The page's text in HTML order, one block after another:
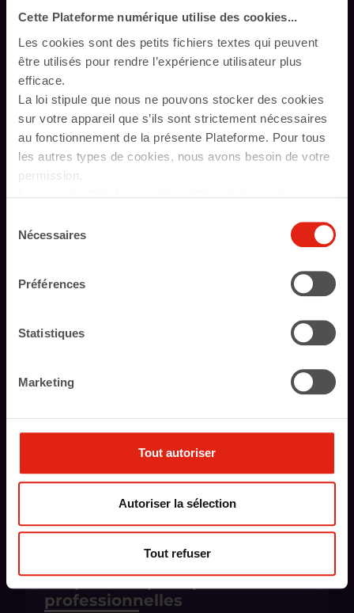
Cette Plateforme numérique utilise des cookies...
Les cookies sont des petits fichiers textes qui peuvent
être utilisés pour rendre l’expérience utilisateur plus
efficace.
La loi stipule que nous ne pouvons stocker des cookies
sur votre appareil que s’ils sont strictement nécessaires
au fonctionnement de la présente Plateforme. Pour tous
les autres types de cookies, nous avons besoin de votre
permission.
tiers qui apparaissent sur nos pages. À tout moment,
vous pouvez modifier ou retirer votre consentement.
En savoir plus sur qui nous sommes, comment vous
pouvez nous contacter et comment nous traitons les
protection de données.
Nécessaires
Préférences
Statistiques
Marketing
Tout autoriser
Autoriser la sélection
Tout refuser
Assistant(e) de vie aux familles
- ADVF
340 heures
étrangers
précarité énergétique
vieillissement pour mieux
adapter ses pratiques
professionnelles